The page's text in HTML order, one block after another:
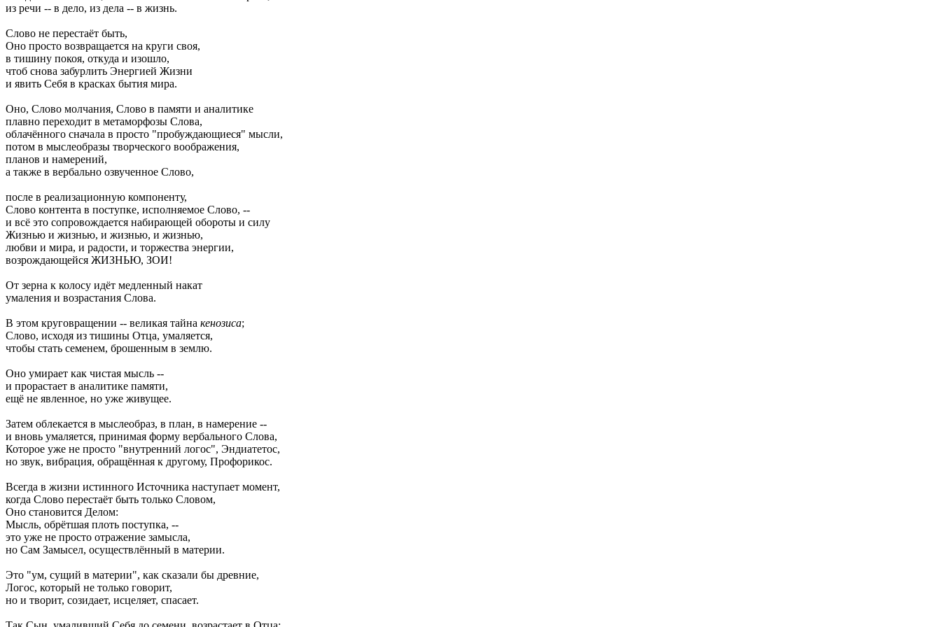
из речи -- в дело, из дела -- в жизнь.
Слово не перестаёт быть,
Оно просто возвращается на круги своя,
в тишину покоя, откуда и изошло,
чтоб снова забурлить Энергией Жизни
и явить Себя в красках бытия мира.
Оно, Слово молчания, Слово в памяти и аналитике
плавно переходит в метаморфозы Слова,
облачённого сначала в просто "пробуждающиеся" мысли,
потом в мыслеобразы творческого воображения,
планов и намерений,
а также в вербально озвученное Слово,
после в реализационную компоненту,
Слово контента в поступке, исполняемое Слово, --
и всё это сопровождается набирающей обороты и силу
Жизнью и жизнью, и жизнью, и жизнью,
любви и мира, и радости, и торжества энергии,
возрождающейся ЖИЗНЬЮ, ЗОИ!
От зерна к колосу идёт медленный накат
умаления и возрастания Слова.
В этом круговращении -- великая тайна кенозиса;
Слово, исходя из тишины Отца, умаляется,
чтобы стать семенем, брошенным в землю.
Оно умирает как чистая мысль --
и прорастает в аналитике памяти,
ещё не явленное, но уже живущее.
Затем облекается в мыслеобраз, в план, в намерение --
и вновь умаляется, принимая форму вербального Слова,
Которое уже не просто "внутренний логос", Эндиатетос,
но звук, вибрация, обращённая к другому, Профорикос.
Всегда в жизни истинного Источника наступает момент,
когда Слово перестаёт быть только Словом,
Оно становится Делом:
Мысль, обрётшая плоть поступка, --
это уже не просто отражение замысла,
но Сам Замысел, осуществлённый в материи.
Это "ум, сущий в материи", как сказали бы древние,
Логос, который не только говорит,
но и творит, созидает, исцеляет, спасает.